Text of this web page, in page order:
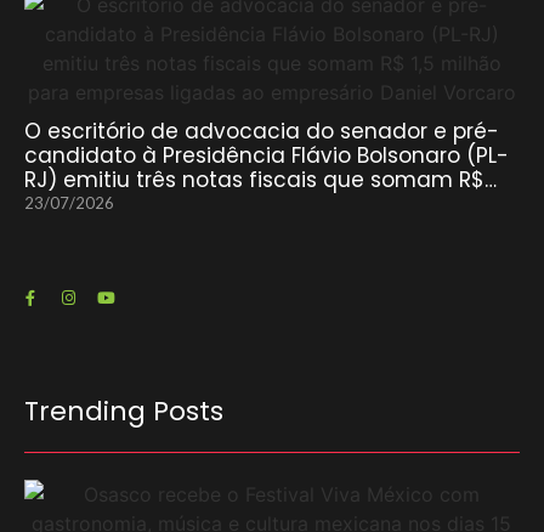
O escritório de advocacia do senador e pré-
candidato à Presidência Flávio Bolsonaro (PL-
RJ) emitiu três notas fiscais que somam R$…
23/07/2026
Trending Posts